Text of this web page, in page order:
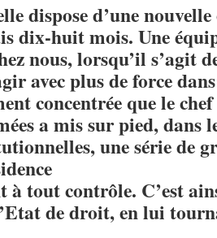
dispose d’une
dix-huit mois. Une
nous, lorsqu’il s’agit
avec plus de force
concentrée que le
a mis sur pied, dans
une série de
à tout contrôle. C’est
de droit, en lui